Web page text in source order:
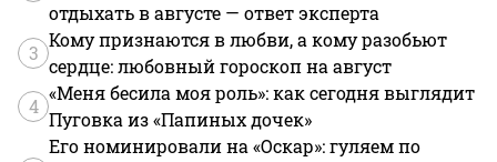
отдыхать в августе — ответ эксперта
3
Кому признаются в любви, а кому разобьют
сердце: любовный гороскоп на август
4
«Меня бесила моя роль»: как сегодня выглядит
Пуговка из «Папиных дочек»
Его номинировали на «Оскар»: гуляем по